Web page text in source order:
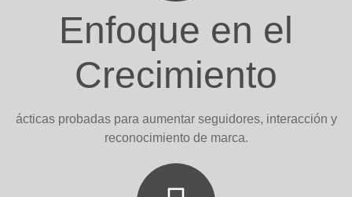
Enfoque en el
Crecimiento
ácticas probadas para aumentar seguidores, interacción y
reconocimiento de marca.